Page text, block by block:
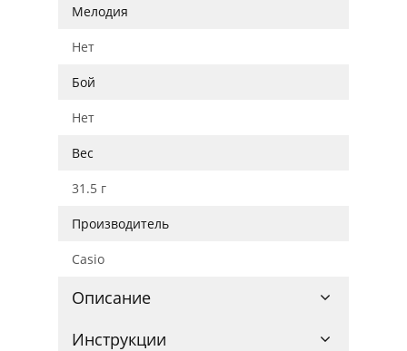
Мелодия
Нет
Бой
Нет
Вес
31.5 г
Производитель
Casio
Описание
Инструкции